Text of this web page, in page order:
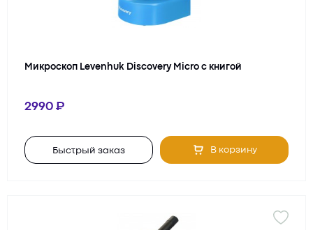
Микроскоп Levenhuk Discovery Micro с книгой
2990
Быстрый заказ В корзину